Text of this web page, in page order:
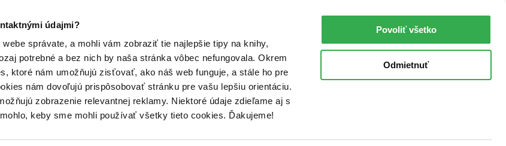
údajmi?
správate, a mohli vám zobraziť tie najlepšie tipy na knihy,
potrebné a bez nich by naša stránka vôbec nefungovala. Okrem
ktoré nám umožňujú zisťovať, ako náš web funguje, a stále ho pre
nám dovoľujú prispôsobovať stránku pre vašu lepšiu orientáciu.
zobrazenie relevantnej reklamy. Niektoré údaje zdieľame aj s
keby sme mohli používať všetky tieto cookies. Ďakujeme!
Povoliť všetko
Odmietnuť